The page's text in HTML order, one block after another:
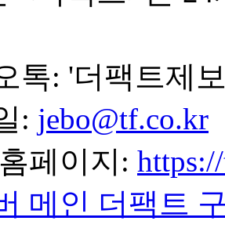
톡: '더팩트제
: jebo@tf.co.kr
페이지:
메인 더팩트